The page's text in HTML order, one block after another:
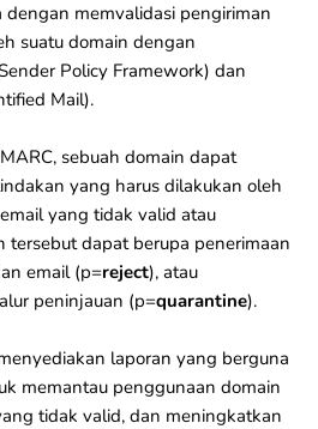
dengan memvalidasi pengiriman
suatu domain dengan
Policy Framework) dan
Mail).
sebuah domain dapat
yang harus dilakukan oleh
yang tidak valid atau
tersebut dapat berupa penerimaan
email (p=reject), atau
peninjauan (p=quarantine).
laporan yang berguna
memantau penggunaan domain
tidak valid, dan meningkatkan